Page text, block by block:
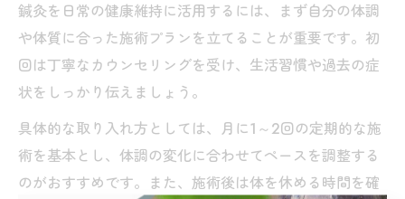
鍼灸を日常の健康維持に活用するには、まず自分の体調
や体質に合った施術プランを立てることが重要です。初
回は丁寧なカウンセリングを受け、生活習慣や過去の症
状をしっかり伝えましょう。
具体的な取り入れ方としては、月に1～2回の定期的な施
術を基本とし、体調の変化に合わせてペースを調整する
のがおすすめです。また、施術後は体を休める時間を確